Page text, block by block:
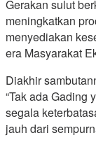
Gerakan sulut
meningkatkan
menyediakan
era Masyarakat
Diakhir
“Tak ada Gading
segala
jauh dari